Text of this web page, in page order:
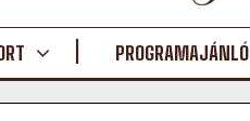
PROGRAMAJÁNLÓ